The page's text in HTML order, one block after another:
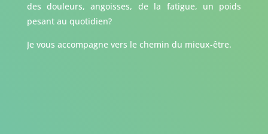
des douleurs, angoisses, de la fatigue, un poids
pesant au quotidien?
Je vous accompagne vers le chemin du mieux-être.